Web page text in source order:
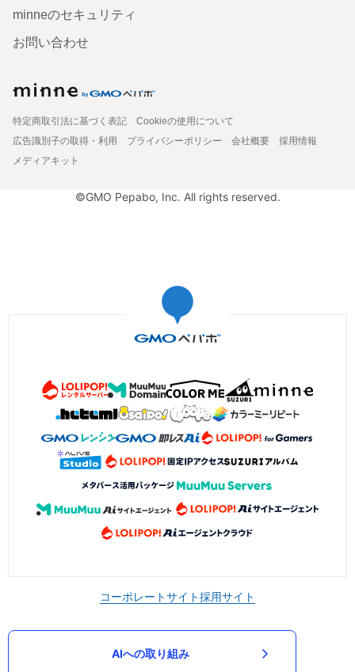
minneのセキュリティ
お問い合わせ
特定商取引法に基づく表記
Cookieの使用について
広告識別子の取得・利用
プライバシーポリシー 会社概要
採用情報
メディアキット
©GMO Pepabo, Inc. All rights reserved.
コーポレートサイト採用サイト
AIへの取り組み